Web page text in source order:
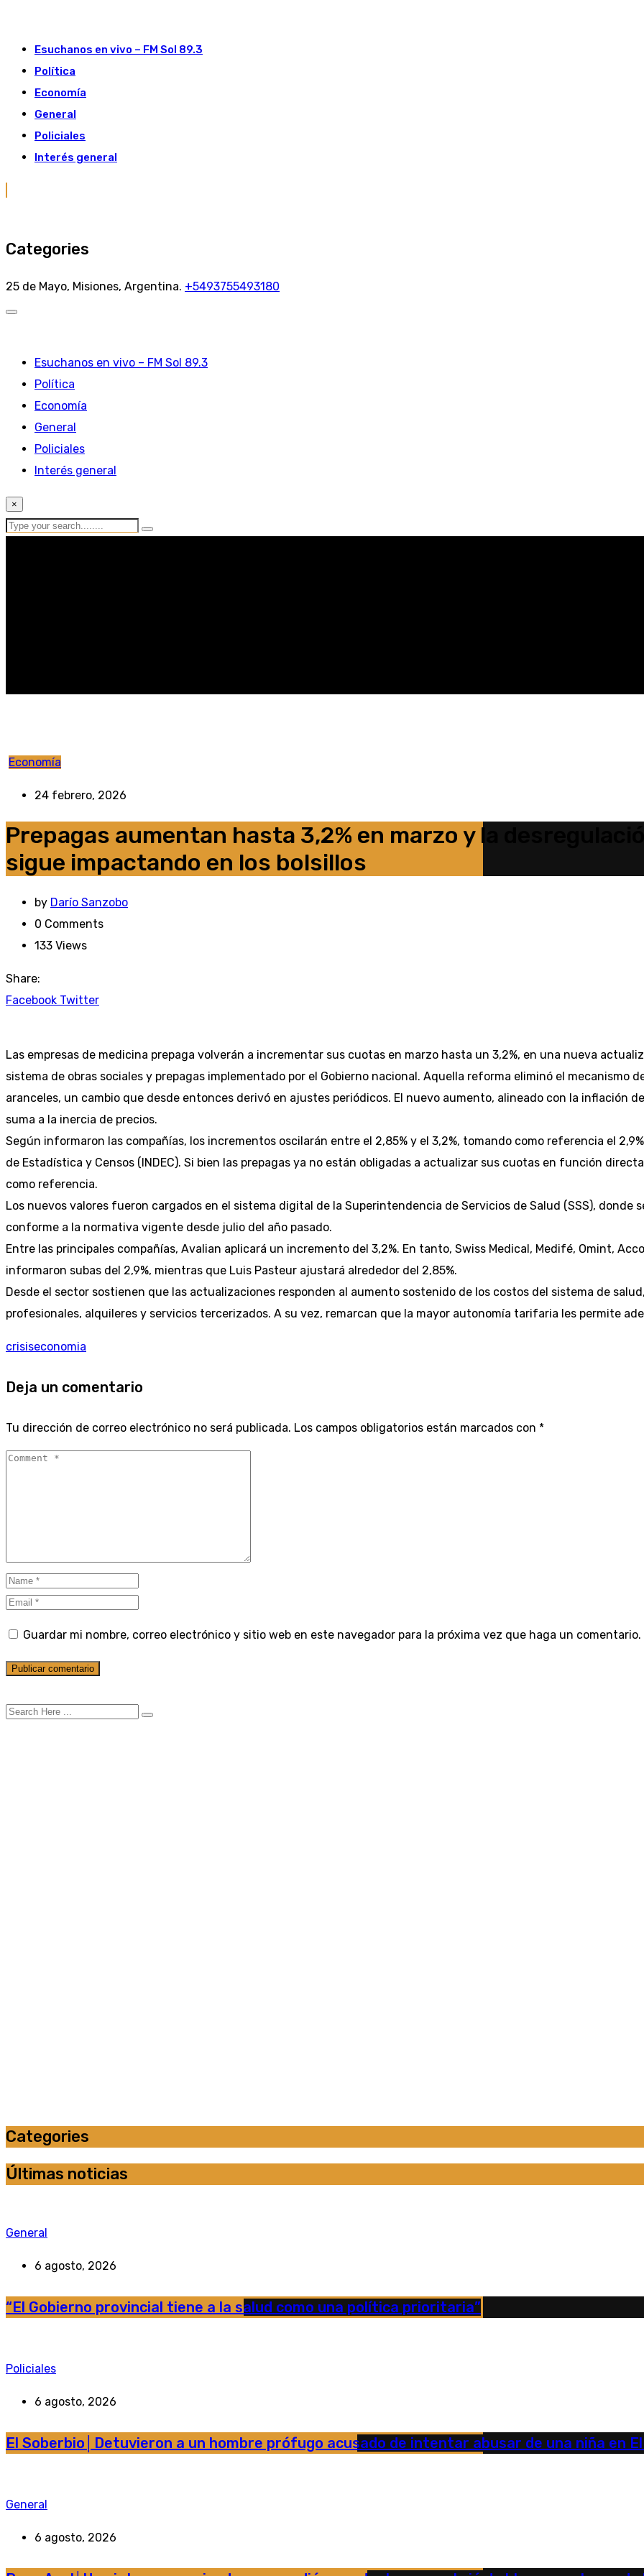
content
Esuchanos en vivo – FM Sol 89.3
Política
Economía
General
Policiales
Interés general
Categories
25 de Mayo, Misiones, Argentina. +5493755493180
Esuchanos en vivo – FM Sol 89.3
Política
Economía
General
Policiales
Interés general
×
Economía
24 febrero, 2026
Prepagas aumentan hasta 3,2% en marzo y la
sigue impactando en los bolsillos
by Darío Sanzobo
0 Comments
133 Views
Share:
Facebook TwitterYoutube
LinkedIn
Whatsapp
Cloud
StumbleUpon
Las empresas de medicina prepaga volverán a incrementar sus cuotas en marzo hasta un 3,2%, en una nueva
sistema de obras sociales y prepagas implementado por el Gobierno nacional. Aquella reforma eliminó el mecanismo
aranceles, un cambio que desde entonces derivó en ajustes periódicos. El nuevo aumento, alineado con la inflación
suma a la inercia de precios.
Según informaron las compañías, los incrementos oscilarán entre el 2,85% y el 3,2%, tomando como referencia el
de Estadística y Censos (INDEC). Si bien las prepagas ya no están obligadas a actualizar sus cuotas en función
como referencia.
Los nuevos valores fueron cargados en el sistema digital de la Superintendencia de Servicios de Salud (SSS),
conforme a la normativa vigente desde julio del año pasado.
Entre las principales compañías, Avalian aplicará un incremento del 3,2%. En tanto, Swiss Medical, Medifé, Omint,
informaron subas del 2,9%, mientras que Luis Pasteur ajustará alrededor del 2,85%.
Desde el sector sostienen que las actualizaciones responden al aumento sostenido de los costos del sistema de
profesionales, alquileres y servicios tercerizados. A su vez, remarcan que la mayor autonomía tarifaria les permite
crisiseconomia
Deja un comentario
Tu dirección de correo electrónico no será publicada. Los campos obligatorios están marcados con *
Guardar mi nombre, correo electrónico y sitio web en este navegador para la próxima vez que haga un comentario.
Categories
Últimas noticias
General
6 agosto, 2026
“El Gobierno provincial tiene a la salud como una política prioritaria”
Policiales
6 agosto, 2026
El Soberbio│Detuvieron a un hombre prófugo acusado de intentar abusar de una niña en
General
6 agosto, 2026